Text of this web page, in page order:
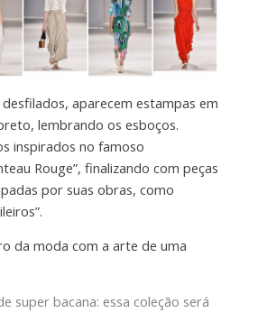
aparecem estampas em
lembrando os esboços.
inspirados no famoso
Rouge”, finalizando com peças
por suas obras, como
da moda com a arte de uma
super bacana: essa coleção será